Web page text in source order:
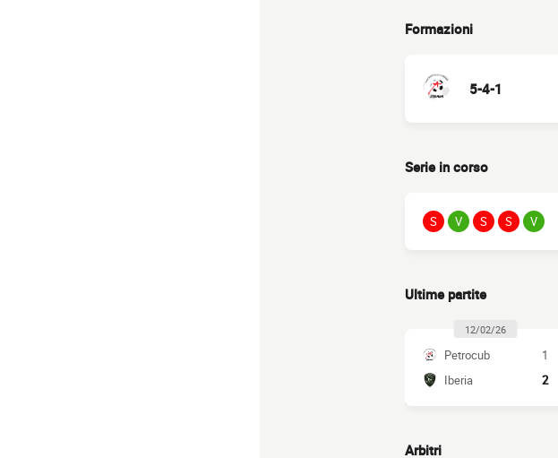
Formazioni
5-4-1
Serie in corso
S V S S V
Ultime partite
12/02/26
Petrocub
1
Iberia
2
Arbitri